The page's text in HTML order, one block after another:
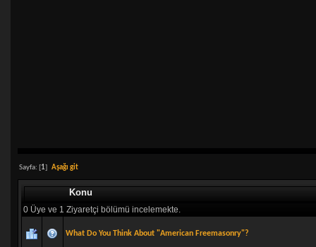
Sayfa: [1] Aşağı git
Konu
0 Üye ve 1 Ziyaretçi bölümü incelemekte.
What Do You Think About "American Freemasonry"?